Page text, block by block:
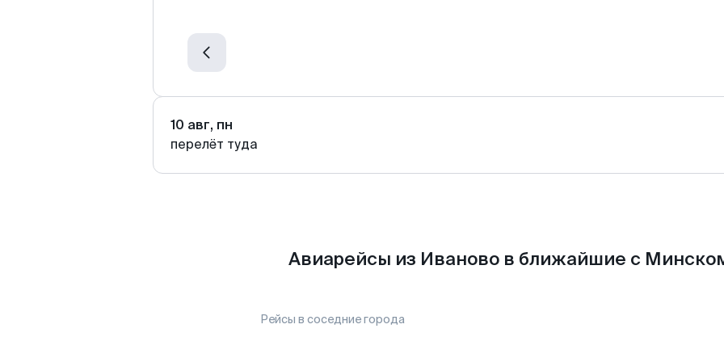
10 авг, пн
перелёт туда
Авиарейсы из Иваново в ближайшие с
Рейсы в соседние города